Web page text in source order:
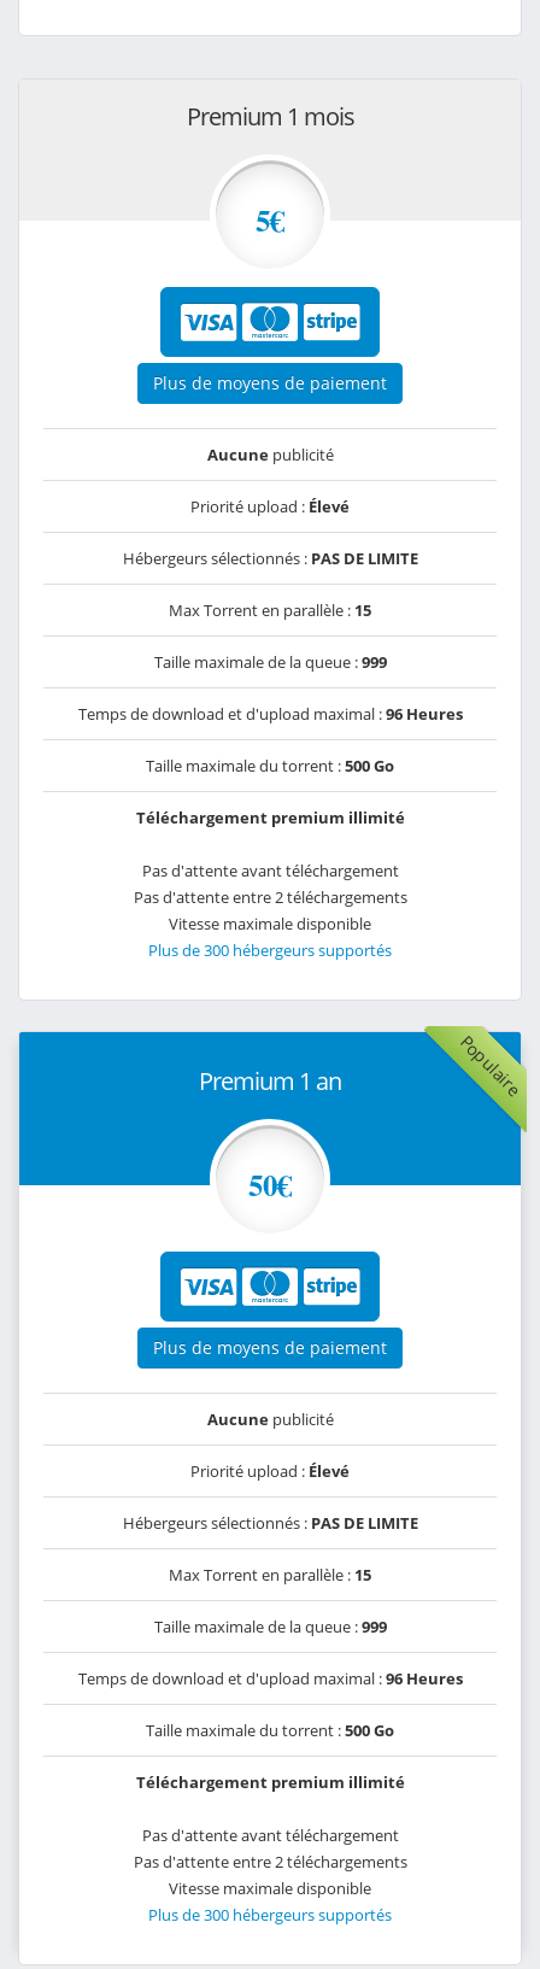
Premium 1 mois
5€
Plus de moyens de paiement
Aucunepublicité
Priorité upload : Élevé
Hébergeurs sélectionnés : PAS DE LIMITE
Max Torrent en parallèle : 15
Taille maximale de la queue :999
Temps de download et d'upload maximal :96 Heures
Taille maximale du torrent :500 Go
Téléchargement premium illimité
Pas d'attente avant téléchargement
Pas d'attente entre 2 téléchargements
Vitesse maximale disponible
Plus de 300 hébergeurs supportés
Populaire
Premium 1 an
50€
Plus de moyens de paiement
Aucunepublicité
Priorité upload : Élevé
Hébergeurs sélectionnés : PAS DE LIMITE
Max Torrent en parallèle : 15
Taille maximale de la queue :999
Temps de download et d'upload maximal :96 Heures
Taille maximale du torrent :500 Go
Téléchargement premium illimité
Pas d'attente avant téléchargement
Pas d'attente entre 2 téléchargements
Vitesse maximale disponible
Plus de 300 hébergeurs supportés